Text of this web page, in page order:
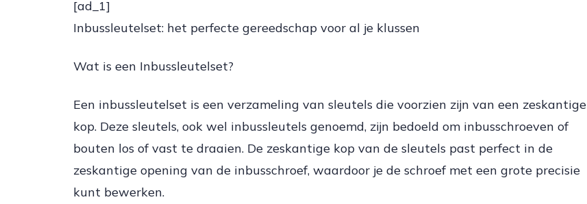
[ad_1]
Inbussleutelset: het perfecte gereedschap voor al je klussen
Wat is een Inbussleutelset?
Een inbussleutelset is een verzameling van sleutels die voorzien zijn van een zeskantige
kop. Deze sleutels, ook wel inbussleutels genoemd, zijn bedoeld om inbusschroeven of
bouten los of vast te draaien. De zeskantige kop van de sleutels past perfect in de
zeskantige opening van de inbusschroef, waardoor je de schroef met een grote precisie
kunt bewerken.